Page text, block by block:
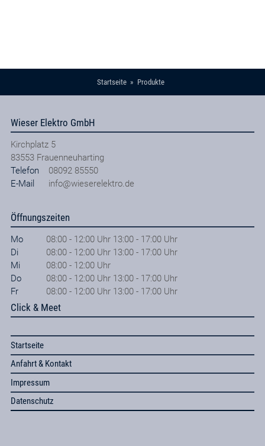
Startseite Produkte
Wieser Elektro GmbH
Kirchplatz 5
83553 Frauenneuharting
Telefon
08092 85550
E-Mail
info@wieserelektro.de
Öffnungszeiten
Mo
08:00 - 12:00 Uhr 13:00 - 17:00 Uhr
Di
08:00 - 12:00 Uhr 13:00 - 17:00 Uhr
Mi
08:00 - 12:00 Uhr
Do
08:00 - 12:00 Uhr 13:00 - 17:00 Uhr
Fr
08:00 - 12:00 Uhr 13:00 - 17:00 Uhr
Click & Meet
Startseite
Anfahrt & Kontakt
Impressum
Datenschutz